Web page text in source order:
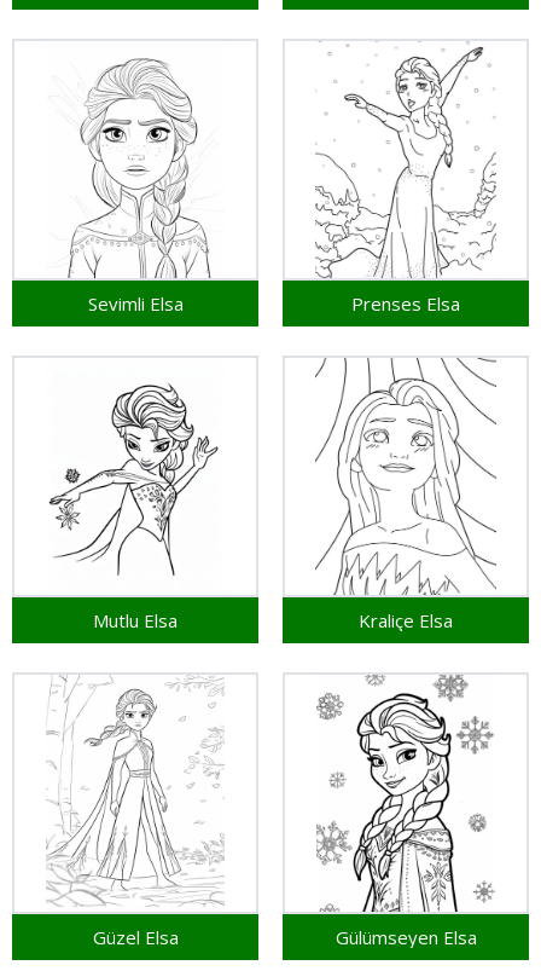
Sevimli Elsa Prenses Elsa
Mutlu Elsa Kraliçe Elsa
Güzel Elsa Gülümseyen Elsa